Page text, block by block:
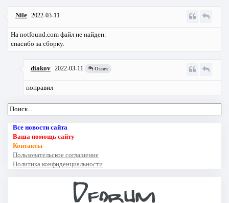
Nile 2022-03-11
На notfound.com файл не найден.
спасибо за сборку.
diakov 2022-03-11 Ответ
поправил
Все новости сайта
Ваша помощь сайту
Контакты
Пользовательское соглашение
Политика конфиденциальности